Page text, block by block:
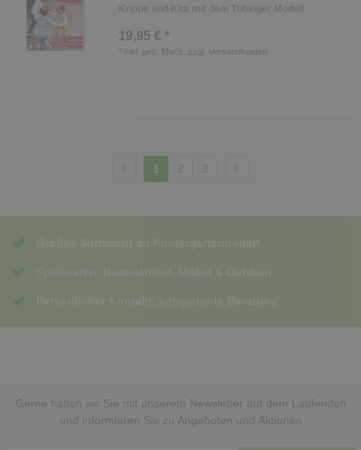
Krippe und Kita mit dem Tübinger Modell
19,95 € *
* inkl. ges. MwSt. zzgl. Versandkosten
1 2 3
Großes Sortiment an Kindergartenbedarf
Spielwaren, Bastelartikel, Möbel & Outdoor
Persönlicher Kontakt, kompetente Beratung
Gerne halten wir Sie mit unserem Newsletter auf dem Laufenden
und informieren Sie zu Angeboten und Aktionen